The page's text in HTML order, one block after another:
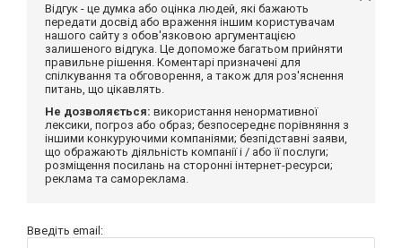
Відгук - це думка або оцінка людей, які бажають
передати досвід або враження іншим користувачам
нашого сайту з обов'язковою аргументацією
залишеного відгука. Це допоможе багатьом прийняти
правильне рішення. Коментарі призначені для
спілкування та обговорення, а також для роз'яснення
питань, що цікавлять.
Не дозволяється: використання ненормативної
лексики, погроз або образ; безпосереднє порівняння з
іншими конкуруючими компаніями; безпідставні заяви,
що ображають діяльність компанії і / або її послуги;
розміщення посилань на сторонні інтернет-ресурси;
реклама та самореклама.
Введіть email: